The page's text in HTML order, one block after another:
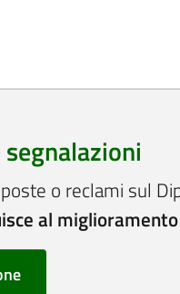
o reclami sul
al